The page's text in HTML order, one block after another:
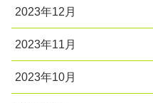
2023年12月
2023年11月
2023年10月